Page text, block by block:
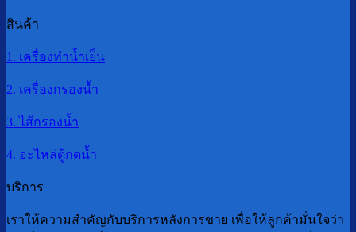
สินค้า
1. เครื่องทำน้ำเย็น
2. เครื่องกรองน้ำ
3. ไส้กรองน้ำ
4. อะไหล่ตู้กดน้ำ
บริการ
เราให้ความสำคัญกับบริการหลังการขาย เพื่อให้ลูกค้ามั่นใจว่า